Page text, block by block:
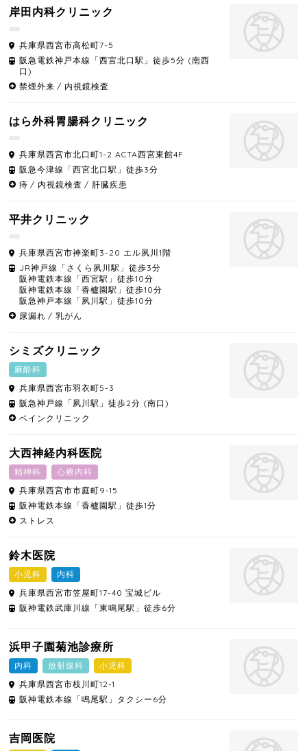
岸田内科クリニック
兵庫県西宮市高松町7-5
阪急電鉄神戸本線「西宮北口駅」徒歩5分 (南西
口)
禁煙外来
内視鏡検査
はら外科胃腸科クリニック
兵庫県西宮市北口町1-2 ACTA西宮東館4F
阪急今津線「西宮北口駅」徒歩3分
痔
内視鏡検査 肝臓疾患
平井クリニック
兵庫県西宮市神楽町3-20 エル夙川1階
JR神戸線「さくら夙川駅」徒歩3分
阪神電鉄本線「西宮駅」徒歩10分
阪神電鉄本線「香櫨園駅」徒歩10分
阪急神戸本線「夙川駅」徒歩10分
尿漏れ
乳がん
シミズクリニック
麻酔科
兵庫県西宮市羽衣町5-3
阪急神戸線「夙川駅」徒歩2分 (南口)
ペインクリニック
大西神経内科医院
精神科
心療内科
兵庫県西宮市市庭町9-15
阪神電鉄本線「香櫨園駅」徒歩1分
ストレス
鈴木医院
小児科
内科
兵庫県西宮市笠屋町17-40 宝城ビル
阪神電鉄武庫川線「東鳴尾駅」徒歩6分
浜甲子園菊池診療所
内科 放射線科
小児科
兵庫県西宮市枝川町12-1
阪神電鉄本線「鳴尾駅」タクシー6分
吉岡医院